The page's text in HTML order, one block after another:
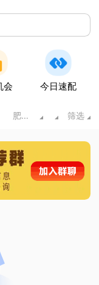
会 今日速配
肥城市 筛选